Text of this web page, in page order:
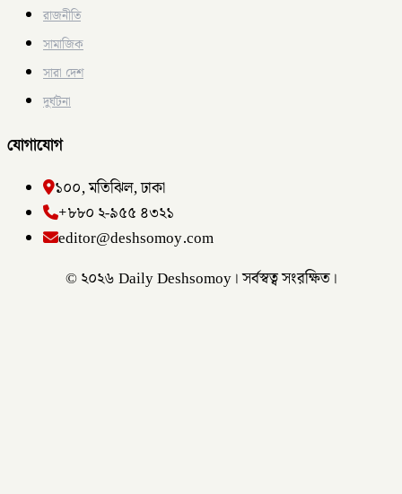
রাজনীতি
সামাজিক
সারা দেশ
দুর্ঘটনা
যোগাযোগ
১০০, মতিঝিল, ঢাকা
+৮৮০ ২-৯৫৫ ৪৩২১
editor@deshsomoy.com
© ২০২৬ Daily Deshsomoy। সর্বস্বত্ব সংরক্ষিত।